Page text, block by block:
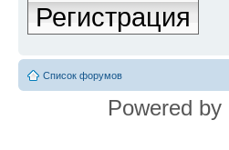
Регистрация
Список форумов
Powered by